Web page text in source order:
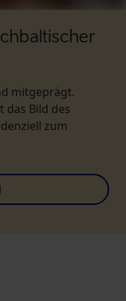
mitgeprägt.
das Bild des
zum